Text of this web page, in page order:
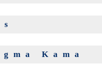
Kama